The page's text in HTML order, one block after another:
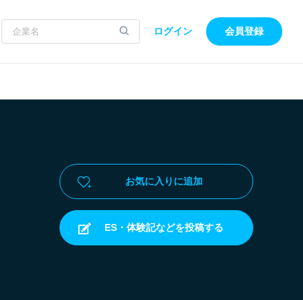
ログイン 会員登録
お気に入りに追加
ES・体験記などを投稿する